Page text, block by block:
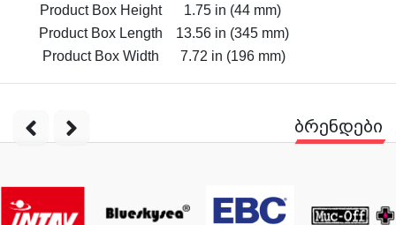
Product Box Height
1.75 in (44 mm)
Product Box Length
13.56 in (345 mm)
Product Box Width
7.72 in (196 mm)
ბრენდები